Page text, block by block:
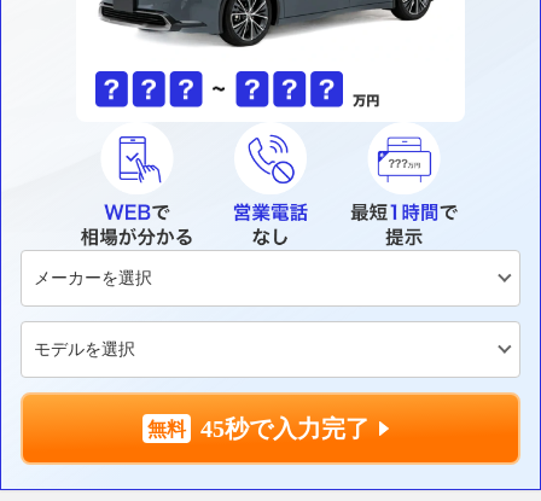
45秒で入力完了